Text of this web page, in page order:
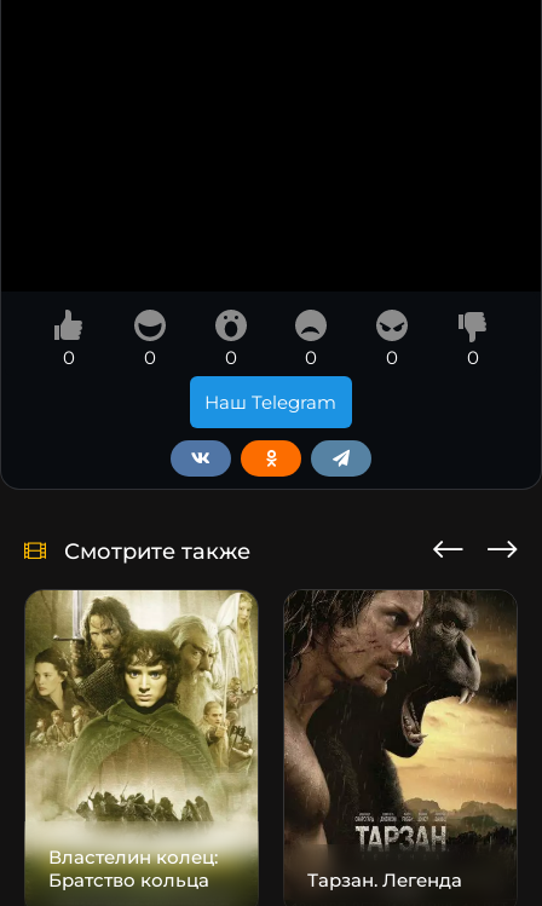
0 0 0 0 0
0
Наш Telegram
Смотрите также
Властелин колец:
Братство кольца
Тарзан. Легенда